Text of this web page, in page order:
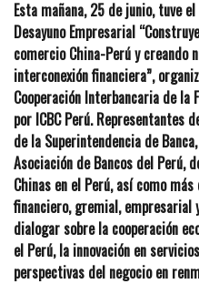
Esta mañana, 25 de junio, tuve
Desayuno Empresarial
comercio China-Perú y creando
interconexión financiera”,
Cooperación Interbancaria de la
por ICBC Perú. Representantes
de la Superintendencia de
Asociación de Bancos del Perú,
Chinas en el Perú, así como
financiero, gremial, empresarial
dialogar sobre la cooperación
el Perú, la innovación en
perspectivas del negocio en